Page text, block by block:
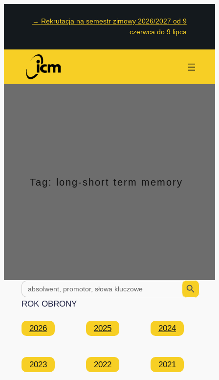
→ Rekrutacja na semestr zimowy 2026/2027 od 9
czerwca do 9 lipca
Tag: long-short term memory
Search
for:
Search Button
ROK OBRONY
2026 2025 2024
2023 2022 2021